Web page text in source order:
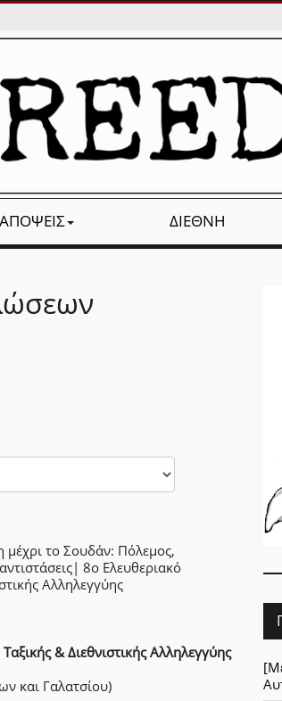
ΑΠΌΨΕΙΣ ΔΙΕΘΝΉ
το Σουδάν: Πόλεμος,
8ο Ελευθεριακό
Αλληλεγγύης
& Διεθνιστικής Αλληλεγγύης
και Γαλατσίου)